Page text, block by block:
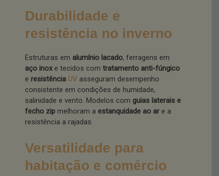
Durabilidade e
resistência no inverno
Estruturas em alumínio lacado, ferragens em
aço inoxe tecidos com tratamento anti-fúngico
e resistência UV asseguram desempenho
consistente em condições de humidade,
salinidade e vento. Modelos com guias laterais e
fecho zip melhoram a estanquidade ao ar e a
resistência a rajadas.
Versatilidade para
habitação e comércio